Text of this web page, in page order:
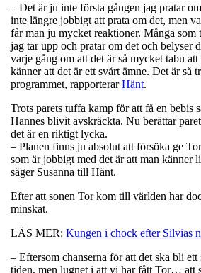
– Det är ju inte första gången jag pratar
inte längre jobbigt att prata om det, men
får man ju mycket reaktioner. Många som
jag tar upp och pratar om det och belyser
varje gång om att det är så mycket tabu
känner att det är ett svårt ämne. Det är så
programmet, rapporterarHänt.
Trots parets tuffa kamp för att få en bebis
Hannes blivit avskräckta. Nu berättar
det är en riktigt lycka.
– Planen finns ju absolut att försöka ge
som är jobbigt med det är att man känner
säger Susanna till Hänt.
Efter att sonen Tor kom till världen har
minskat.
LÄS MER: Kungen i chock efter Silvias
– Eftersom chanserna för att det ska bli
tiden, men lugnet i att vi har fått Tor… att